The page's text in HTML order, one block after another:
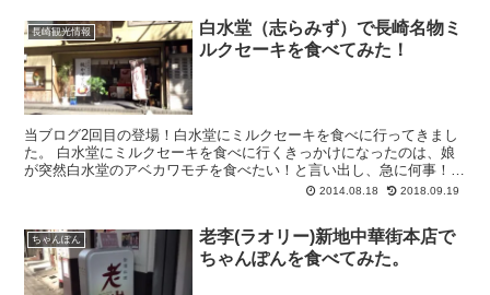
長崎観光情報
白水堂（志らみず）で長崎名物ミ
ルクセーキを食べてみた！
当ブログ2回目の登場！白水堂にミルクセーキを食べに行ってきまし
た。 白水堂にミルクセーキを食べに行くきっかけになったのは、娘
が突然白水堂のアベカワモチを食べたい！と言い出し、急に何事！と
思って話しを聞いてみると、白水堂がローカルテ...
2014.08.18 2018.09.19
ちゃんぽん
老李(ラオリー)新地中華街本店で
ちゃんぽんを食べてみた。